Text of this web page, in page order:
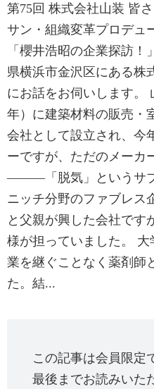
第75回 株式会社山装 皆
サン・組織変革プロデュ
「櫻井浩昭の企業探訪！
県横浜市金沢区にある株
にお話をお伺いします。
年）に建築材料の販売・
会社として設立され、今
ーですが、ただのメーカ
―――「脱気」というサブ
ニッチ分野のファブレス
と父親が興した会社です
様が担っていました。
業を継ぐことなく薬剤師
た。結...
この記事は会員限定
最後までお読みいた